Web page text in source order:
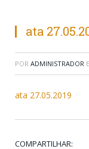
ata
POR ADMINISTRADOR
ata 27.05.2019
COMPARTILHAR: